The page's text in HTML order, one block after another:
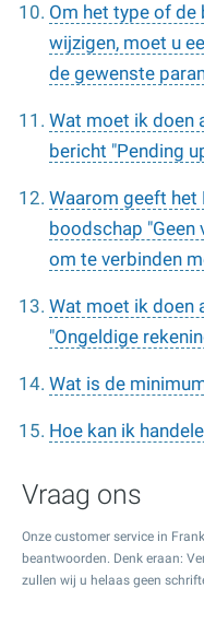
Om het type of de
wijzigen, moet u
de gewenste
Wat moet ik doen
bericht "Pending
Waarom geeft
boodschap "Geen
om te verbinden
Wat moet ik doen
"Ongeldige
Wat is de
Hoe kan ik
Vraag ons
Onze customer service in
beantwoorden. Denk eraan:
zullen wij u helaas geen